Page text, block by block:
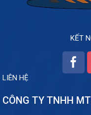
KẾT
LIÊN HỆ
CÔNG TY TNHH